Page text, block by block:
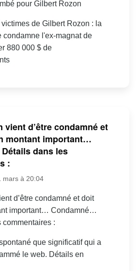
pour Gilbert Rozon
de Gilbert Rozon : la
condamne l'ex-magnat de
880 000 $ de
vient d’être condamné et
montant important…
dans les
:
mars à 20:04
d’être condamné et doit
important… Condamné…
commentaires :
que significatif qui a
le web. Détails en